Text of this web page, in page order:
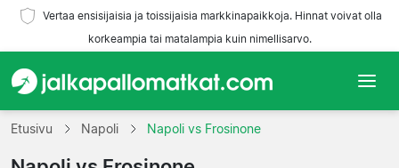
Vertaa ensisijaisia ja toissijaisia markkinapaikkoja. Hinnat voivat olla
korkeampia tai matalampia kuin nimellisarvo.
Etusivu
Etusivu Napoli Napoli vs Frosinone